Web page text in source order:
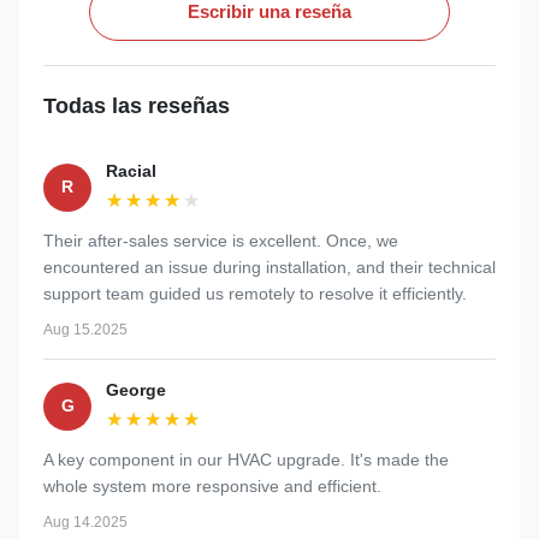
Escribir una reseña
Todas las reseñas
R
Racial
★★★★★
★★★★★
Their after-sales service is excellent. Once, we
encountered an issue during installation, and their technical
support team guided us remotely to resolve it efficiently.
Aug 15.2025
G
George
★★★★★
★★★★★
A key component in our HVAC upgrade. It's made the
whole system more responsive and efficient.
Aug 14.2025